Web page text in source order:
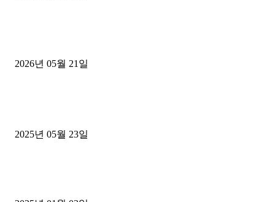
2026년 05월 21일
2025년 05월 23일